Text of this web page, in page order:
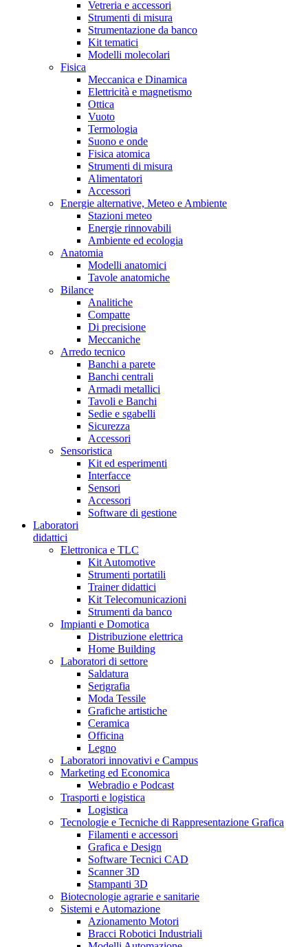
Vetreria e accessori
Strumenti di misura
Strumentazione da banco
Kit tematici
Modelli molecolari
Fisica
Meccanica e Dinamica
Elettricità e magnetismo
Ottica
Vuoto
Termologia
Suono e onde
Fisica atomica
Strumenti di misura
Alimentatori
Accessori
Energie alternative, Meteo e Ambiente
Stazioni meteo
Energie rinnovabili
Ambiente ed ecologia
Anatomia
Modelli anatomici
Tavole anatomiche
Bilance
Analitiche
Compatte
Di precisione
Meccaniche
Arredo tecnico
Banchi a parete
Banchi centrali
Armadi metallici
Tavoli e Banchi
Sedie e sgabelli
Sicurezza
Accessori
Sensoristica
Kit ed esperimenti
Interfacce
Sensori
Accessori
Software di gestione
Laboratori
didattici
Elettronica e TLC
Kit Automotive
Strumenti portatili
Trainer didattici
Kit Telecomunicazioni
Strumenti da banco
Impianti e Domotica
Distribuzione elettrica
Home Building
Laboratori di settore
Saldatura
Serigrafia
Moda Tessile
Grafiche artistiche
Ceramica
Officina
Legno
Laboratori innovativi e Campus
Marketing ed Economica
Webradio e Podcast
Trasporti e logistica
Logistica
Tecnologie e Tecniche di Rappresentazione Grafica
Filamenti e accessori
Grafica e Design
Software Tecnici CAD
Scanner 3D
Stampanti 3D
Biotecnologie agrarie e sanitarie
Sistemi e Automazione
Azionamento Motori
Bracci Robotici Industriali